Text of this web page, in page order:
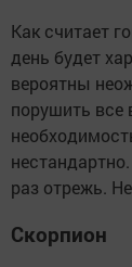
Как считает
день будет
вероятны
порушить все
раз отрежь.
Скорпион